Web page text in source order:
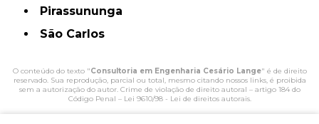
Pirassununga
São Carlos
O conteúdo do texto "Consultoria em Engenharia Cesário Lange" é de direito
reservado. Sua reprodução, parcial ou total, mesmo citando nossos links, é proibida
sem a autorização do autor. Crime de violação de direito autoral – artigo 184 do
Código Penal – Lei 9610/98 - Lei de direitos autorais.